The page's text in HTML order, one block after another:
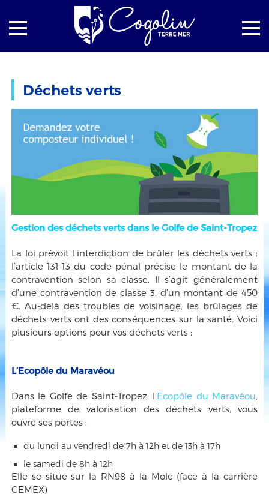
Déchets verts
Gestion des déchets verts dans le Golfe de Saint-Tropez
La loi prévoit l’interdiction de brûler les déchets verts :
l’article 131-13 du code pénal précise le montant de la
contravention selon sa classe. Il s’agit généralement
d’une contravention de classe 3, d’un montant de 450
€. Au-delà des troubles de voisinage, les brûlages de
déchets verts ont des conséquences sur la santé. Voici
plusieurs options pour vos déchets verts :
L’Ecopôle du Maravéou
Dans le Golfe de Saint-Tropez, l’Ecopôle du Maravéou,
plateforme de valorisation des déchets verts, vous
ouvre ses portes :
du lundi au vendredi de 7h à 12h et de 13h à 17h
le samedi de 8h à 12h
Elle se situe sur la RN98 à la Mole (face à la carrière
CEMEX)